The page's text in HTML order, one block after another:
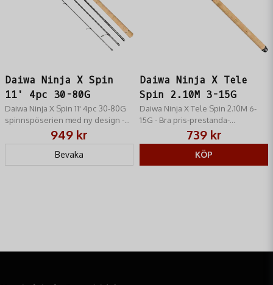
Daiwa Ninja X Spin
11' 4pc 30-80G
Daiwa Ninja X Spin 11' 4pc 30-80G
spinnspöserien med ny design -
Bra pris-prestanda-förhållande!
949 kr
Bevaka
Daiwa Ninja X Tele
Spin 2.10M 3-15G
Daiwa Ninja X Tele Spin 2.10M 6-
15G - Bra pris-prestanda-
739 kr
KÖP